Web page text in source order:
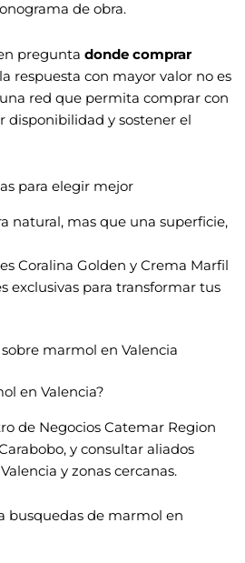
de obra.
pregunta donde comprar
respuesta con mayor valor no es
red que permita comprar con
disponibilidad y sostener el
para elegir mejor
natural, mas que una superficie,
Coralina Golden y Crema Marfil
exclusivas para transformar tus
marmol en Valencia
en Valencia?
de Negocios Catemar Region
y consultar aliados
y zonas cercanas.
busquedas de marmol en